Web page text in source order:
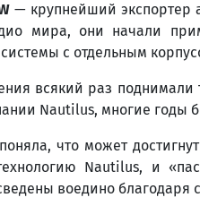
— крупнейший экспортер
мира, они начали
системы с отдельным
всякий раз
Nautilus, многие годы
что может
Nautilus, и
воедино благодаря